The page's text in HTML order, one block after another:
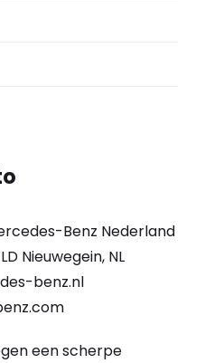
Benz Nederland
Nieuwegein, NL
benz.nl
een scherpe